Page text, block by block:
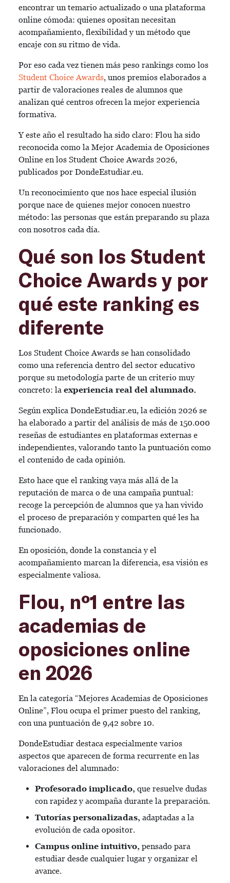
encontrar un temario actualizado o una plataforma
online cómoda: quienes opositan necesitan
acompañamiento, flexibilidad y un método que
encaje con su ritmo de vida.
Por eso cada vez tienen más peso rankings como los
Student Choice Awards, unos premios elaborados a
partir de valoraciones reales de alumnos que
analizan qué centros ofrecen la mejor experiencia
formativa.
Y este año el resultado ha sido claro: Flou ha sido
reconocida como la Mejor Academia de Oposiciones
Online en los Student Choice Awards 2026,
publicados por DondeEstudiar.eu.
Un reconocimiento que nos hace especial ilusión
porque nace de quienes mejor conocen nuestro
método: las personas que están preparando su plaza
con nosotros cada día.
Qué son los Student
Choice Awards y por
qué este ranking es
diferente
Los Student Choice Awards se han consolidado
como una referencia dentro del sector educativo
porque su metodología parte de un criterio muy
concreto: la experiencia real del alumnado.
Según explica DondeEstudiar.eu, la edición 2026 se
ha elaborado a partir del análisis de más de 150.000
reseñas de estudiantes en plataformas externas e
independientes, valorando tanto la puntuación como
el contenido de cada opinión.
Esto hace que el ranking vaya más allá de la
reputación de marca o de una campaña puntual:
recoge la percepción de alumnos que ya han vivido
el proceso de preparación y comparten qué les ha
funcionado.
En oposición, donde la constancia y el
acompañamiento marcan la diferencia, esa visión es
especialmente valiosa.
Flou, nº1 entre las
academias de
oposiciones online
en 2026
En la categoría “Mejores Academias de Oposiciones
Online”, Flou ocupa el primer puesto del ranking,
con una puntuación de 9,42 sobre 10.
DondeEstudiar destaca especialmente varios
aspectos que aparecen de forma recurrente en las
valoraciones del alumnado:
Profesorado implicado, que resuelve dudas
con rapidez y acompaña durante la preparación.
Tutorías personalizadas, adaptadas a la
evolución de cada opositor.
Campus online intuitivo, pensado para
estudiar desde cualquier lugar y organizar el
avance.